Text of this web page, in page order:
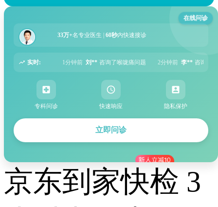
在线问诊
33万+名专业医生 | 60秒内快速接诊
实时:
咨询了喉咙痛问题 2分钟前 李** 咨询了湿疹问题 5分钟前 张** 咨询了
专科问诊 快速响应 隐私保护
立即问诊
京东到家快检 3